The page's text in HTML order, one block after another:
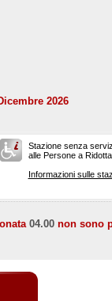
2026
Stazione senza
alle Persone a
Informazioni sulle
04.00 non sono